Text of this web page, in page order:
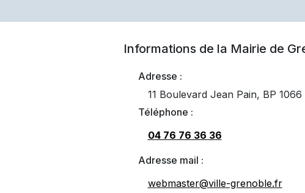
Informations de la Mairie de
Adresse :
11 Boulevard Jean Pain, BP 1066
Téléphone :
04 76 76 36 36
Adresse mail :
webmaster@ville-grenoble.fr